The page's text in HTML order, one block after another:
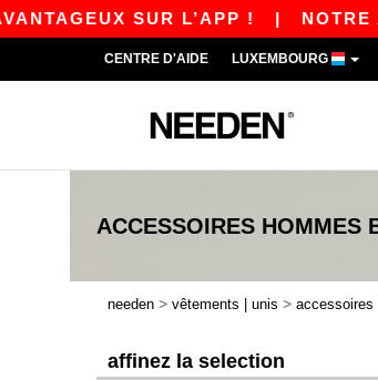
SUR L’APP !|NOTRE APP
CENTRE D'AIDE LUXEMBOURG
ACCESSOIRES HOMMES
needen > vêtements | unis > accessoires
affinez la selection